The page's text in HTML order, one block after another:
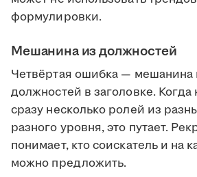
формулировки.
Мешанина из должностей
Четвёртая ошибка — мешанина
должностей в заголовке.
сразу несколько ролей из
разного уровня, это путает.
понимает, кто соискатель и на
можно предложить.